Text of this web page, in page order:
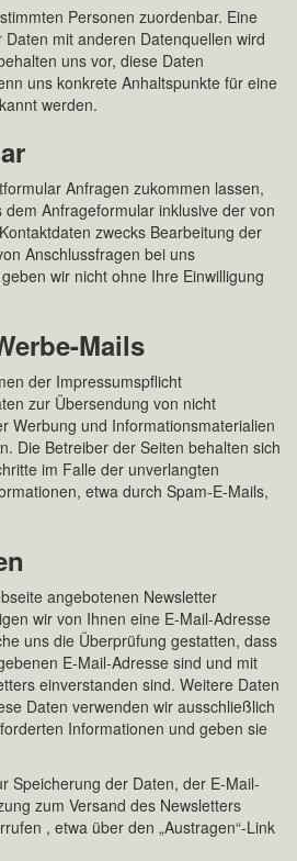
Personen zuordenbar. Eine
mit anderen Datenquellen wird
uns vor, diese Daten
uns konkrete Anhaltspunkte für eine
werden.
Anfragen zukommen lassen,
Anfrageformular inklusive der von
zwecks Bearbeitung der
Anschlussfragen bei uns
wir nicht ohne Ihre Einwilligung
Mails
der Impressumspflicht
zur Übersendung von nicht
Werbung und Informationsmaterialien
Die Betreiber der Seiten behalten sich
im Falle der unverlangten
etwa durch Spam-E-Mails,
angebotenen Newsletter
wir von Ihnen eine E-Mail-Adresse
uns die Überprüfung gestatten, dass
E-Mail-Adresse sind und mit
einverstanden sind. Weitere Daten
Daten verwenden wir ausschließlich
Informationen und geben sie
Speicherung der Daten, der E-Mail-
zum Versand des Newsletters
, etwa über den „Austragen“-Link